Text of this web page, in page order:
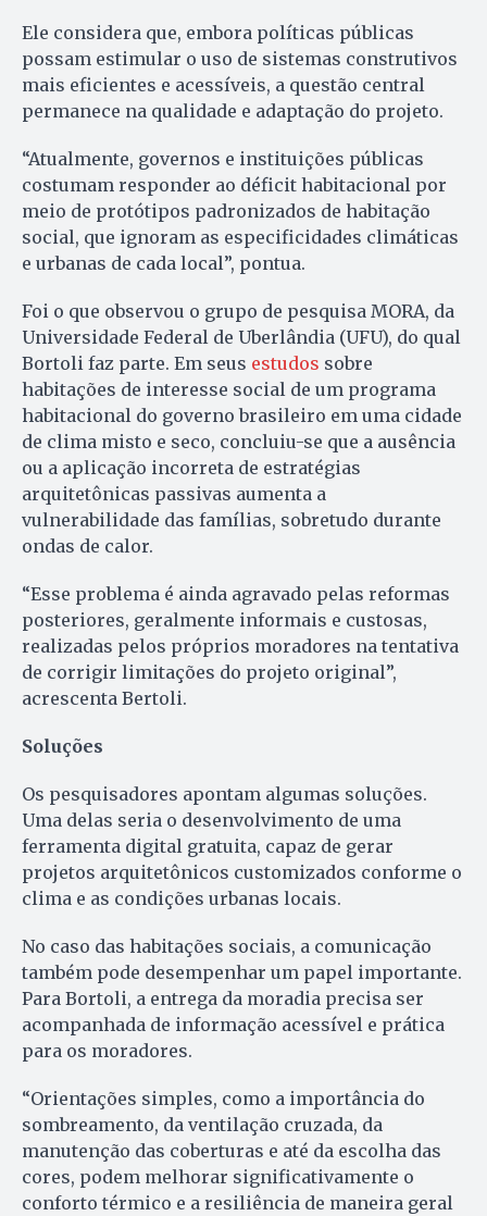
Ele considera que, embora políticas públicas
possam estimular o uso de sistemas construtivos
mais eficientes e acessíveis, a questão central
permanece na qualidade e adaptação do projeto.
“Atualmente, governos e instituições públicas
costumam responder ao déficit habitacional por
meio de protótipos padronizados de habitação
social, que ignoram as especificidades climáticas
e urbanas de cada local”, pontua.
Foi o que observou o grupo de pesquisa MORA, da
Universidade Federal de Uberlândia (UFU), do qual
Bortoli faz parte. Em seus estudos sobre
habitações de interesse social de um programa
habitacional do governo brasileiro em uma cidade
de clima misto e seco, concluiu-se que a ausência
ou a aplicação incorreta de estratégias
arquitetônicas passivas aumenta a
vulnerabilidade das famílias, sobretudo durante
ondas de calor.
“Esse problema é ainda agravado pelas reformas
posteriores, geralmente informais e custosas,
realizadas pelos próprios moradores na tentativa
de corrigir limitações do projeto original”,
acrescenta Bertoli.
Soluções
Os pesquisadores apontam algumas soluções.
Uma delas seria o desenvolvimento de uma
ferramenta digital gratuita, capaz de gerar
projetos arquitetônicos customizados conforme o
clima e as condições urbanas locais.
No caso das habitações sociais, a comunicação
também pode desempenhar um papel importante.
Para Bortoli, a entrega da moradia precisa ser
acompanhada de informação acessível e prática
para os moradores.
“Orientações simples, como a importância do
sombreamento, da ventilação cruzada, da
manutenção das coberturas e até da escolha das
cores, podem melhorar significativamente o
conforto térmico e a resiliência de maneira geral